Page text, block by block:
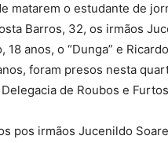
matarem o estudante de
Barros, 32, os irmãos
18 anos, o “Dunga” e
foram presos nesta
de Roubos e
pos irmãos Jucenildo